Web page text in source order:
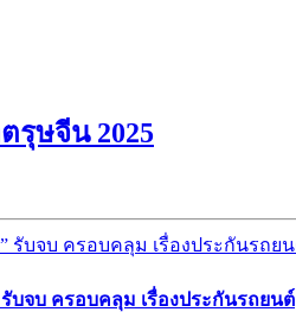
รุษจีน 2025
บจบ ครอบคลุม เรื่องประกันรถยนต์